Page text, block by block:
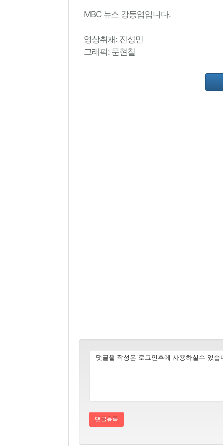
MBC 뉴스 강동엽입니다.
영상취재: 진성민
그래픽: 문현철